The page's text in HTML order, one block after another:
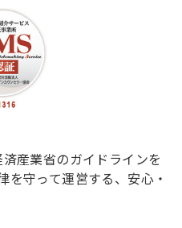
済産業省のガイドラインを
守って運営する、安心・